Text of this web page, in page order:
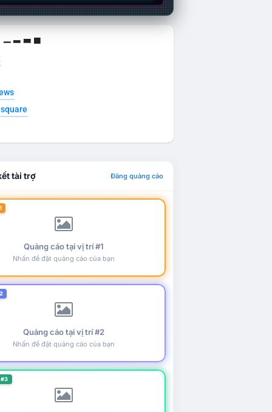
▁ ▂ ▃ ▄
tài trợ Đăng quảng cáo
Quảng cáo tại vị trí #1
Nhấn để đặt quảng cáo của bạn
Quảng cáo tại vị trí #2
Nhấn để đặt quảng cáo của bạn